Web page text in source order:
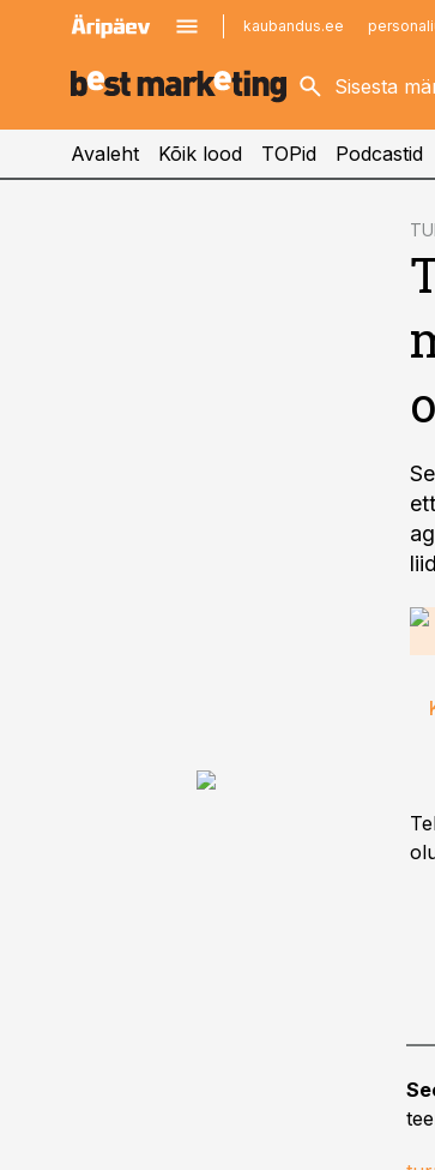
kaubandus.ee
kinnisvarauudised.ee
logistikauudised.ee
Avaleht Kõik lood TOPid Podcastid